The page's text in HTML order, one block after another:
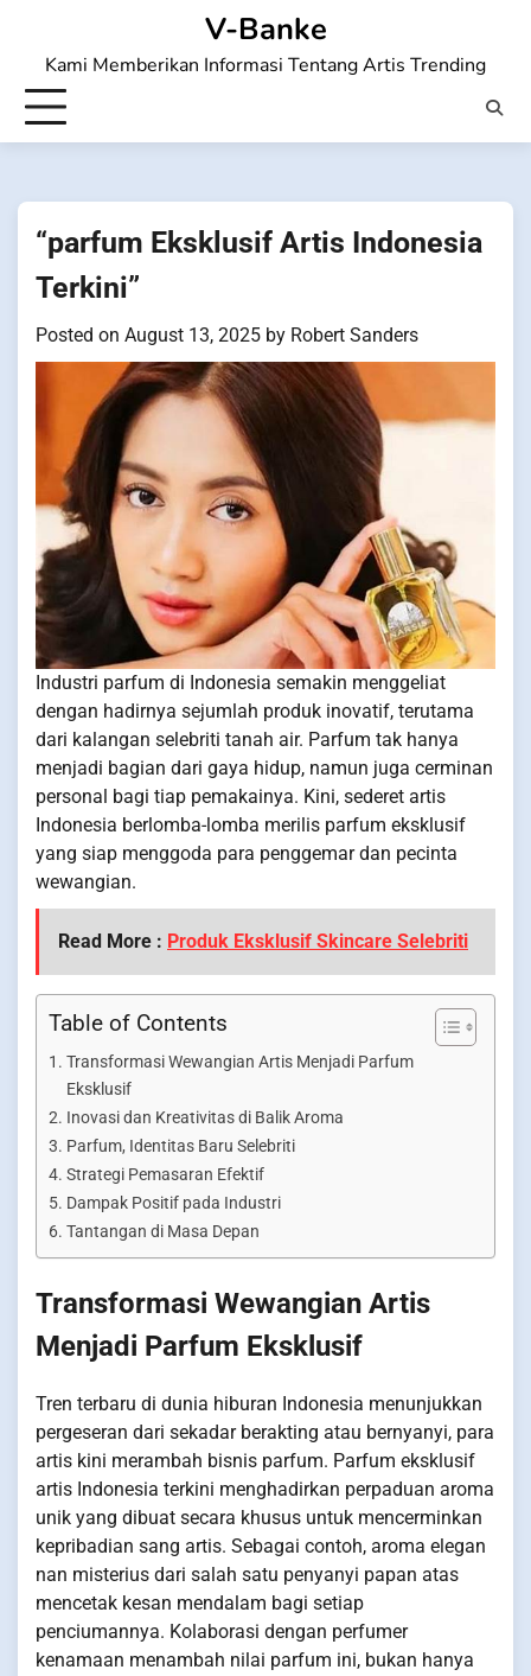
content
V-Banke
Kami Memberikan Informasi Tentang Artis Trending
“parfum Eksklusif Artis Indonesia
Terkini”
Posted on August 13, 2025 by Robert Sanders
Industri parfum di Indonesia semakin menggeliat
dengan hadirnya sejumlah produk inovatif, terutama
dari kalangan selebriti tanah air. Parfum tak hanya
menjadi bagian dari gaya hidup, namun juga cerminan
personal bagi tiap pemakainya. Kini, sederet artis
Indonesia berlomba-lomba merilis parfum eksklusif
yang siap menggoda para penggemar dan pecinta
wewangian.
Read More : Produk Eksklusif Skincare Selebriti
Table of Contents
Transformasi Wewangian Artis Menjadi Parfum
Eksklusif
Inovasi dan Kreativitas di Balik Aroma
Parfum, Identitas Baru Selebriti
Strategi Pemasaran Efektif
Dampak Positif pada Industri
Tantangan di Masa Depan
Transformasi Wewangian Artis
Menjadi Parfum Eksklusif
Tren terbaru di dunia hiburan Indonesia menunjukkan
pergeseran dari sekadar berakting atau bernyanyi, para
artis kini merambah bisnis parfum. Parfum eksklusif
artis Indonesia terkini menghadirkan perpaduan aroma
unik yang dibuat secara khusus untuk mencerminkan
kepribadian sang artis. Sebagai contoh, aroma elegan
nan misterius dari salah satu penyanyi papan atas
mencetak kesan mendalam bagi setiap
penciumannya. Kolaborasi dengan perfumer
kenamaan menambah nilai parfum ini, bukan hanya